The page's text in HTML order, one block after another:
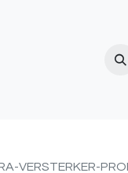
VERSTERKER-